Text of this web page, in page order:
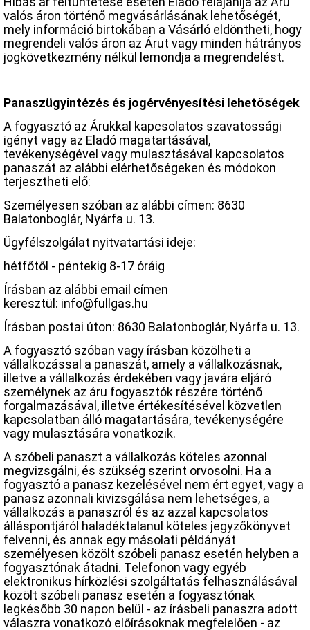
valós áron történő megvásárlásának lehetőségét,
mely információ birtokában a Vásárló eldöntheti, hogy
megrendeli valós áron az Árut vagy minden hátrányos
jogkövetkezmény nélkül lemondja a megrendelést.
Panaszügyintézés és jogérvényesítési lehetőségek
A fogyasztó az Árukkal kapcsolatos szavatossági
igényt vagy az Eladó magatartásával,
tevékenységével vagy mulasztásával kapcsolatos
panaszát az alábbi elérhetőségeken és módokon
terjesztheti elő:
Személyesen szóban az alábbi címen: 8630
Balatonboglár, Nyárfa u. 13.
Ügyfélszolgálat nyitvatartási ideje:
hétfőtől - péntekig 8-17 óráig
Írásban az alábbi email címen
keresztül: info@fullgas.hu
Írásban postai úton: 8630 Balatonboglár, Nyárfa u. 13.
A fogyasztó szóban vagy írásban közölheti a
vállalkozással a panaszát, amely a vállalkozásnak,
illetve a vállalkozás érdekében vagy javára eljáró
személynek az áru fogyasztók részére történő
forgalmazásával, illetve értékesítésével közvetlen
kapcsolatban álló magatartására, tevékenységére
vagy mulasztására vonatkozik.
A szóbeli panaszt a vállalkozás köteles azonnal
megvizsgálni, és szükség szerint orvosolni. Ha a
fogyasztó a panasz kezelésével nem ért egyet, vagy a
panasz azonnali kivizsgálása nem lehetséges, a
vállalkozás a panaszról és az azzal kapcsolatos
álláspontjáról haladéktalanul köteles jegyzőkönyvet
felvenni, és annak egy másolati példányát
személyesen közölt szóbeli panasz esetén helyben a
fogyasztónak átadni. Telefonon vagy egyéb
elektronikus hírközlési szolgáltatás felhasználásával
közölt szóbeli panasz esetén a fogyasztónak
legkésőbb 30 napon belül - az írásbeli panaszra adott
válaszra vonatkozó előírásoknak megfelelően - az